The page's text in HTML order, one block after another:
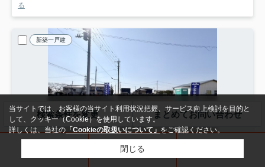
る
新築一戸建
検索条件を変更 まとめてお問い合わせ
来店予約
当サイトでは、お客様の当サイト利用状況把握、サービス向上検討を目的と
して、クッキー（Cookie）を使用しています。
詳しくは、当社の 「Cookieの取扱いについて」 をご確認ください。
閉じる